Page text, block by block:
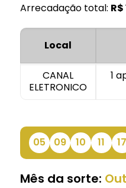
Arrecadação total: R$
Local
CANAL
ELETRONICO
1
05 09 10 11 17
Mês da sorte: